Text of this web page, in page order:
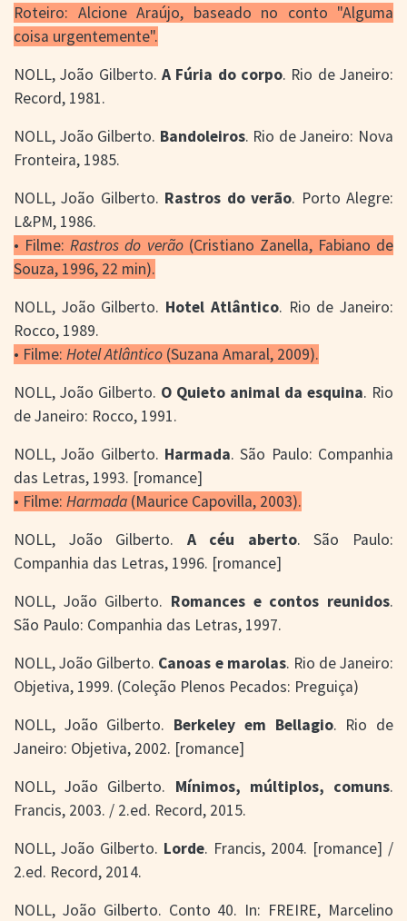
Roteiro: Alcione Araújo, baseado no conto "Alguma
coisa urgentemente".
NOLL, João Gilberto. A Fúria do corpo. Rio de Janeiro:
Record, 1981.
NOLL, João Gilberto. Bandoleiros. Rio de Janeiro: Nova
Fronteira, 1985.
NOLL, João Gilberto. Rastros do verão. Porto Alegre:
L&PM, 1986.
• Filme:Rastros do verão(Cristiano Zanella, Fabiano de
Souza, 1996, 22 min).
NOLL, João Gilberto. Hotel Atlântico. Rio de Janeiro:
Rocco, 1989.
• Filme: Hotel Atlântico (Suzana Amaral, 2009).
NOLL, João Gilberto. O Quieto animal da esquina. Rio
de Janeiro: Rocco, 1991.
NOLL, João Gilberto. Harmada. São Paulo: Companhia
das Letras, 1993. [romance]
• Filme: Harmada (Maurice Capovilla, 2003).
NOLL, João Gilberto. A céu aberto. São Paulo:
Companhia das Letras, 1996. [romance]
NOLL, João Gilberto. Romances e contos reunidos.
São Paulo: Companhia das Letras, 1997.
NOLL, João Gilberto. Canoas e marolas. Rio de Janeiro:
Objetiva, 1999. (Coleção Plenos Pecados: Preguiça)
NOLL, João Gilberto. Berkeley em Bellagio. Rio de
Janeiro: Objetiva, 2002. [romance]
NOLL, João Gilberto. Mínimos, múltiplos, comuns.
Francis, 2003. / 2.ed. Record, 2015.
NOLL, João Gilberto. Lorde. Francis, 2004. [romance] /
2.ed. Record, 2014.
NOLL, João Gilberto. Conto 40. In: FREIRE, Marcelino